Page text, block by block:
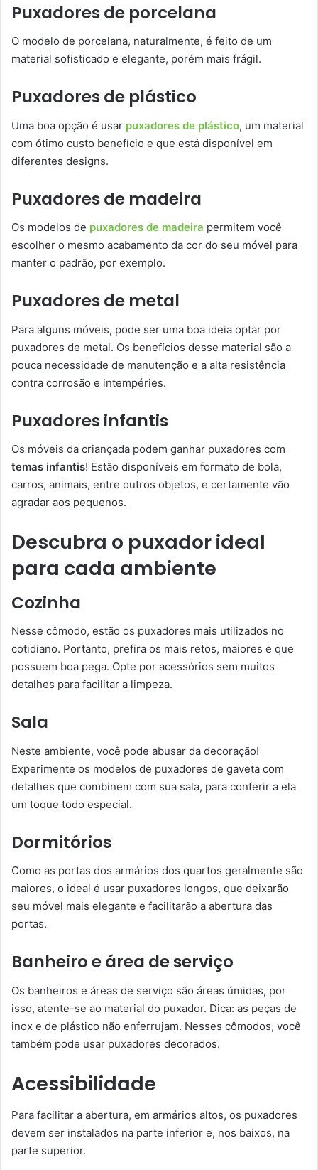
Puxadores de porcelana
O modelo de porcelana, naturalmente, é feito de um
material sofisticado e elegante, porém mais frágil.
Puxadores de plástico
Uma boa opção é usar puxadores de plástico, um material
com ótimo custo benefício e que está disponível em
diferentes designs.
Puxadores de madeira
Os modelos de puxadores de madeira permitem você
escolher o mesmo acabamento da cor do seu móvel para
manter o padrão, por exemplo.
Puxadores de metal
Para alguns móveis, pode ser uma boa ideia optar por
puxadores de metal. Os benefícios desse material são a
pouca necessidade de manutenção e a alta resistência
contra corrosão e intempéries.
Puxadores infantis
Os móveis da criançada podem ganhar puxadores com
temas infantis! Estão disponíveis em formato de bola,
carros, animais, entre outros objetos, e certamente vão
agradar aos pequenos.
Descubra o puxador ideal
para cada ambiente
Cozinha
Nesse cômodo, estão os puxadores mais utilizados no
cotidiano. Portanto, prefira os mais retos, maiores e que
possuem boa pega. Opte por acessórios sem muitos
detalhes para facilitar a limpeza.
Sala
Neste ambiente, você pode abusar da decoração!
Experimente os modelos de puxadores de gaveta com
detalhes que combinem com sua sala, para conferir a ela
um toque todo especial.
Dormitórios
Como as portas dos armários dos quartos geralmente são
maiores, o ideal é usar puxadores longos, que deixarão
seu móvel mais elegante e facilitarão a abertura das
portas.
Banheiro e área de serviço
Os banheiros e áreas de serviço são áreas úmidas, por
isso, atente-se ao material do puxador. Dica: as peças de
inox e de plástico não enferrujam. Nesses cômodos, você
também pode usar puxadores decorados.
Acessibilidade
Para facilitar a abertura, em armários altos, os puxadores
devem ser instalados na parte inferior e, nos baixos, na
parte superior.